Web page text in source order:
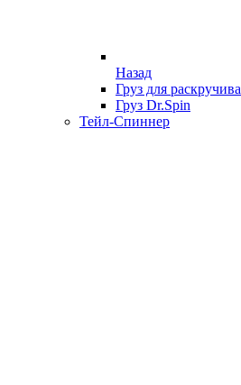
Назад
Груз для
Груз Dr.Spin
Тейл-Спиннер